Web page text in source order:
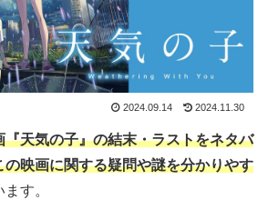
2024.09.14 2024.11.30
『天気の子』の結末・ラストをネタバ
の映画に関する疑問や謎を分かりやす
す。